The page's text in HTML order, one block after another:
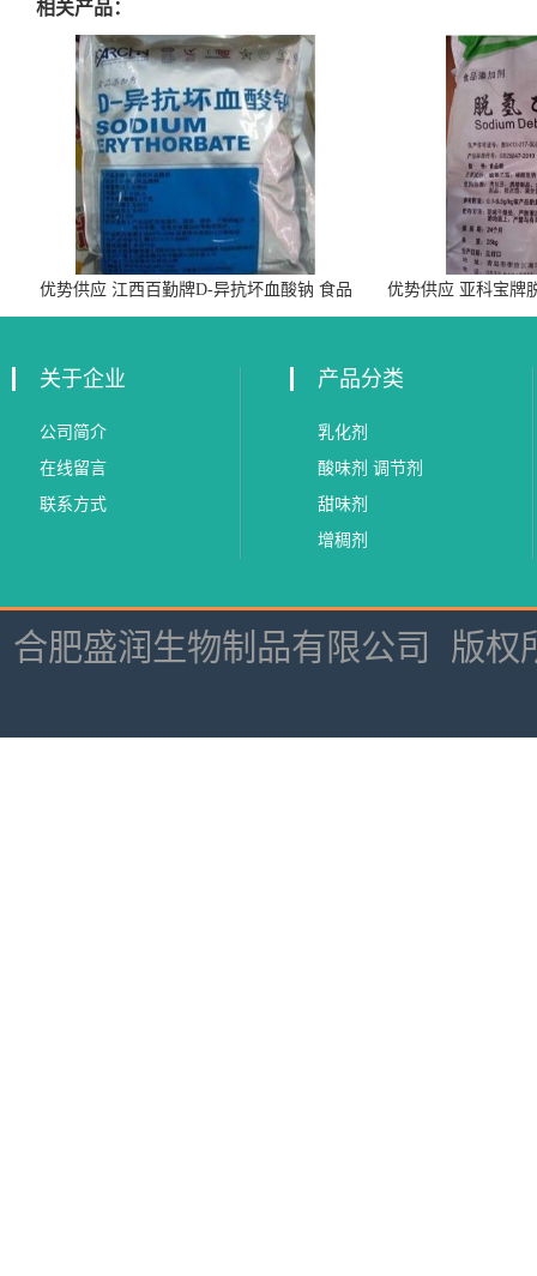
相关产品：
优势供应 江西百勤牌D-异抗坏血酸钠 食品
级抗氧化剂
优势供应 亚科宝牌
关于企业
公司简介
在线留言
联系方式
产品分类
乳化剂
酸味剂 调节剂
甜味剂
增稠剂
合肥盛润生物制品有限公司 版权